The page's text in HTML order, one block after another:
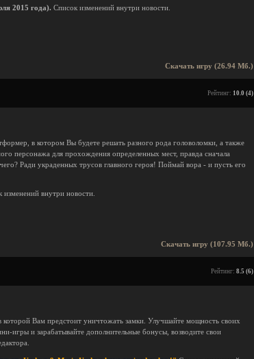
2015 года). Список изменений внутри новости.
Скачать игру (26.94 Мб.)
Рейтинг: 10.0 (4)
в котором Вы будете решать разного рода головоломки, а также
персонажа для прохождения определенных мест, правда сначала
Ради украденных трусов главного героя! Поймай вора - и пусть его
изменений внутри новости.
Скачать игру (107.95 Мб.)
Рейтинг: 8.5 (6)
которой Вам предстоит уничтожать замки. Улучшайте мощность своих
игры и зарабатывайте дополнительные бонусы, возводите свои